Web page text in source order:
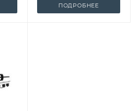
3015/4015/6015A
ПОДРОБНЕЕ